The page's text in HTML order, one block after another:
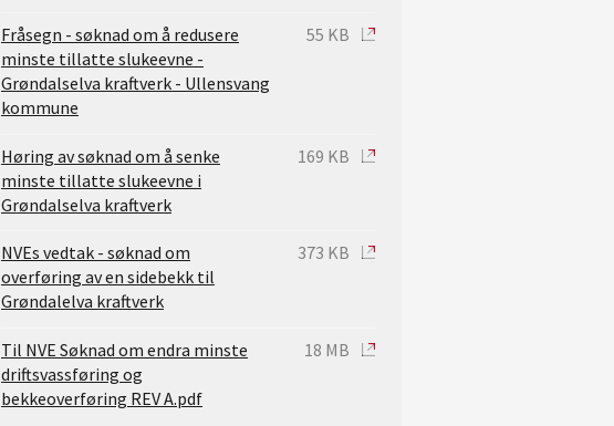
Fråsegn - søknad om å redusere
minste tillatte slukeevne -
Grøndalselva kraftverk - Ullensvang
kommune
55 KB
Høring av søknad om å senke
minste tillatte slukeevne i
Grøndalselva kraftverk
169 KB
NVEs vedtak - søknad om
overføring av en sidebekk til
Grøndalelva kraftverk
373 KB
Til NVE Søknad om endra minste
driftsvassføring og
bekkeoverføring REV A.pdf
18 MB